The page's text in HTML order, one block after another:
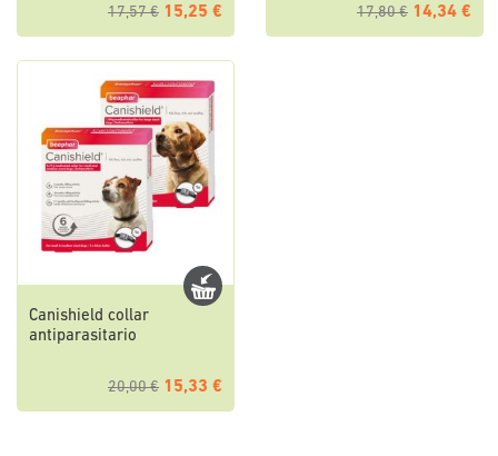
17,57 € 15,25 € 17,80 € 14,34 €
Canishield collar
antiparasitario
20,00 € 15,33 €